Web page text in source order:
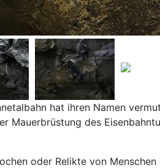
hat ihren Namen
Mauerbrüstung des
oder Relikte von